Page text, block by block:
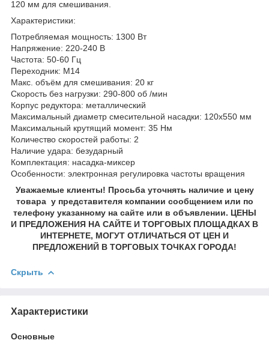
120 мм для смешивания.
Характеристики:
Потребляемая мощность: 1300 Вт
Напряжение: 220-240 В
Частота: 50-60 Гц
Переходник: М14
Макс. объём для смешивания: 20 кг
Скорость без нагрузки: 290-800 об /мин
Корпус редуктора: металлический
Максимальный диаметр смесительной насадки: 120х550 мм
Максимальный крутящий момент: 35 Нм
Количество скоростей работы: 2
Наличие удара: безударный
Комплектация: насадка-миксер
Особенности: электронная регулировка частоты вращения
Уважаемые клиенты! Просьба уточнять наличие и цену
товара у представителя компании сообщением или по
телефону указанному на сайте или в объявлении. ЦЕНЫ
И ПРЕДЛОЖЕНИЯ НА САЙТЕ И ТОРГОВЫХ ПЛОЩАДКАХ В
ИНТЕРНЕТЕ, МОГУТ ОТЛИЧАТЬСЯ ОТ ЦЕН И
ПРЕДЛОЖЕНИЙ В ТОРГОВЫХ ТОЧКАХ ГОРОДА!
Скрыть
Характеристики
Основные